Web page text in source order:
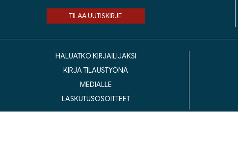
TILAA UUTISKIRJE
HALUATKO KIRJAILIJAKSI
KIRJA TILAUSTYÖNÄ
MEDIALLE
LASKUTUSOSOITTEET